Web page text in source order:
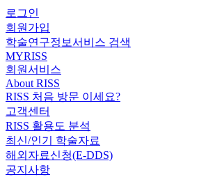
로그인
회원가입
학술연구정보서비스 검색
MYRISS
회원서비스
About RISS
RISS 처음 방문 이세요?
고객센터
RISS 활용도 분석
최신/인기 학술자료
해외자료신청(E-DDS)
공지사항